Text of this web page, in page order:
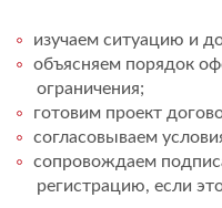
изучаем ситуацию и
объясняем порядок
ограничения;
готовим проект
согласовываем
сопровождаем
регистрацию, если